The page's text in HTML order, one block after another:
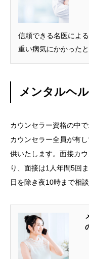
信頼できる名医によ
重い病気にかかった
スのリスクや、入院
ドクターズ […]
メンタルヘ
カウンセラー資格の中
カウンセラー全員が有
供いたします。面接カ
り、面接は1人年間5回
日を除き夜10時まで相